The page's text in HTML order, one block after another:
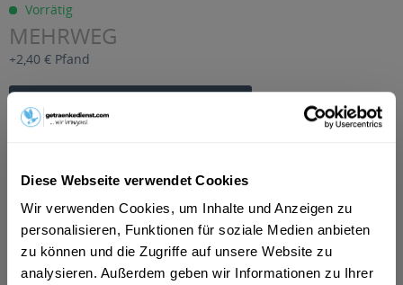
Diese Webseite verwendet Cookies
Wir verwenden Cookies, um Inhalte und Anzeigen zu
personalisieren, Funktionen für soziale Medien anbieten
zu können und die Zugriffe auf unsere Website zu
analysieren. Außerdem geben wir Informationen zu Ihrer
Vorrätig
MEHRWEG
+2,40 € Pfand
Verfügbar in:
Beschreibung
mehr
"Boller Blutorange Fruchtsaftgetränk 6 x 1l"